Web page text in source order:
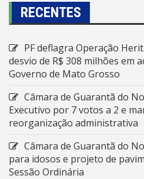
RECENTES
PF deflagra Operação
desvio de R$ 308 milhões em
Governo de Mato Grosso
Câmara de Guarantã do
Executivo por 7 votos a 2 e
reorganização administrativa
Câmara de Guarantã do
para idosos e projeto de
Sessão Ordinária